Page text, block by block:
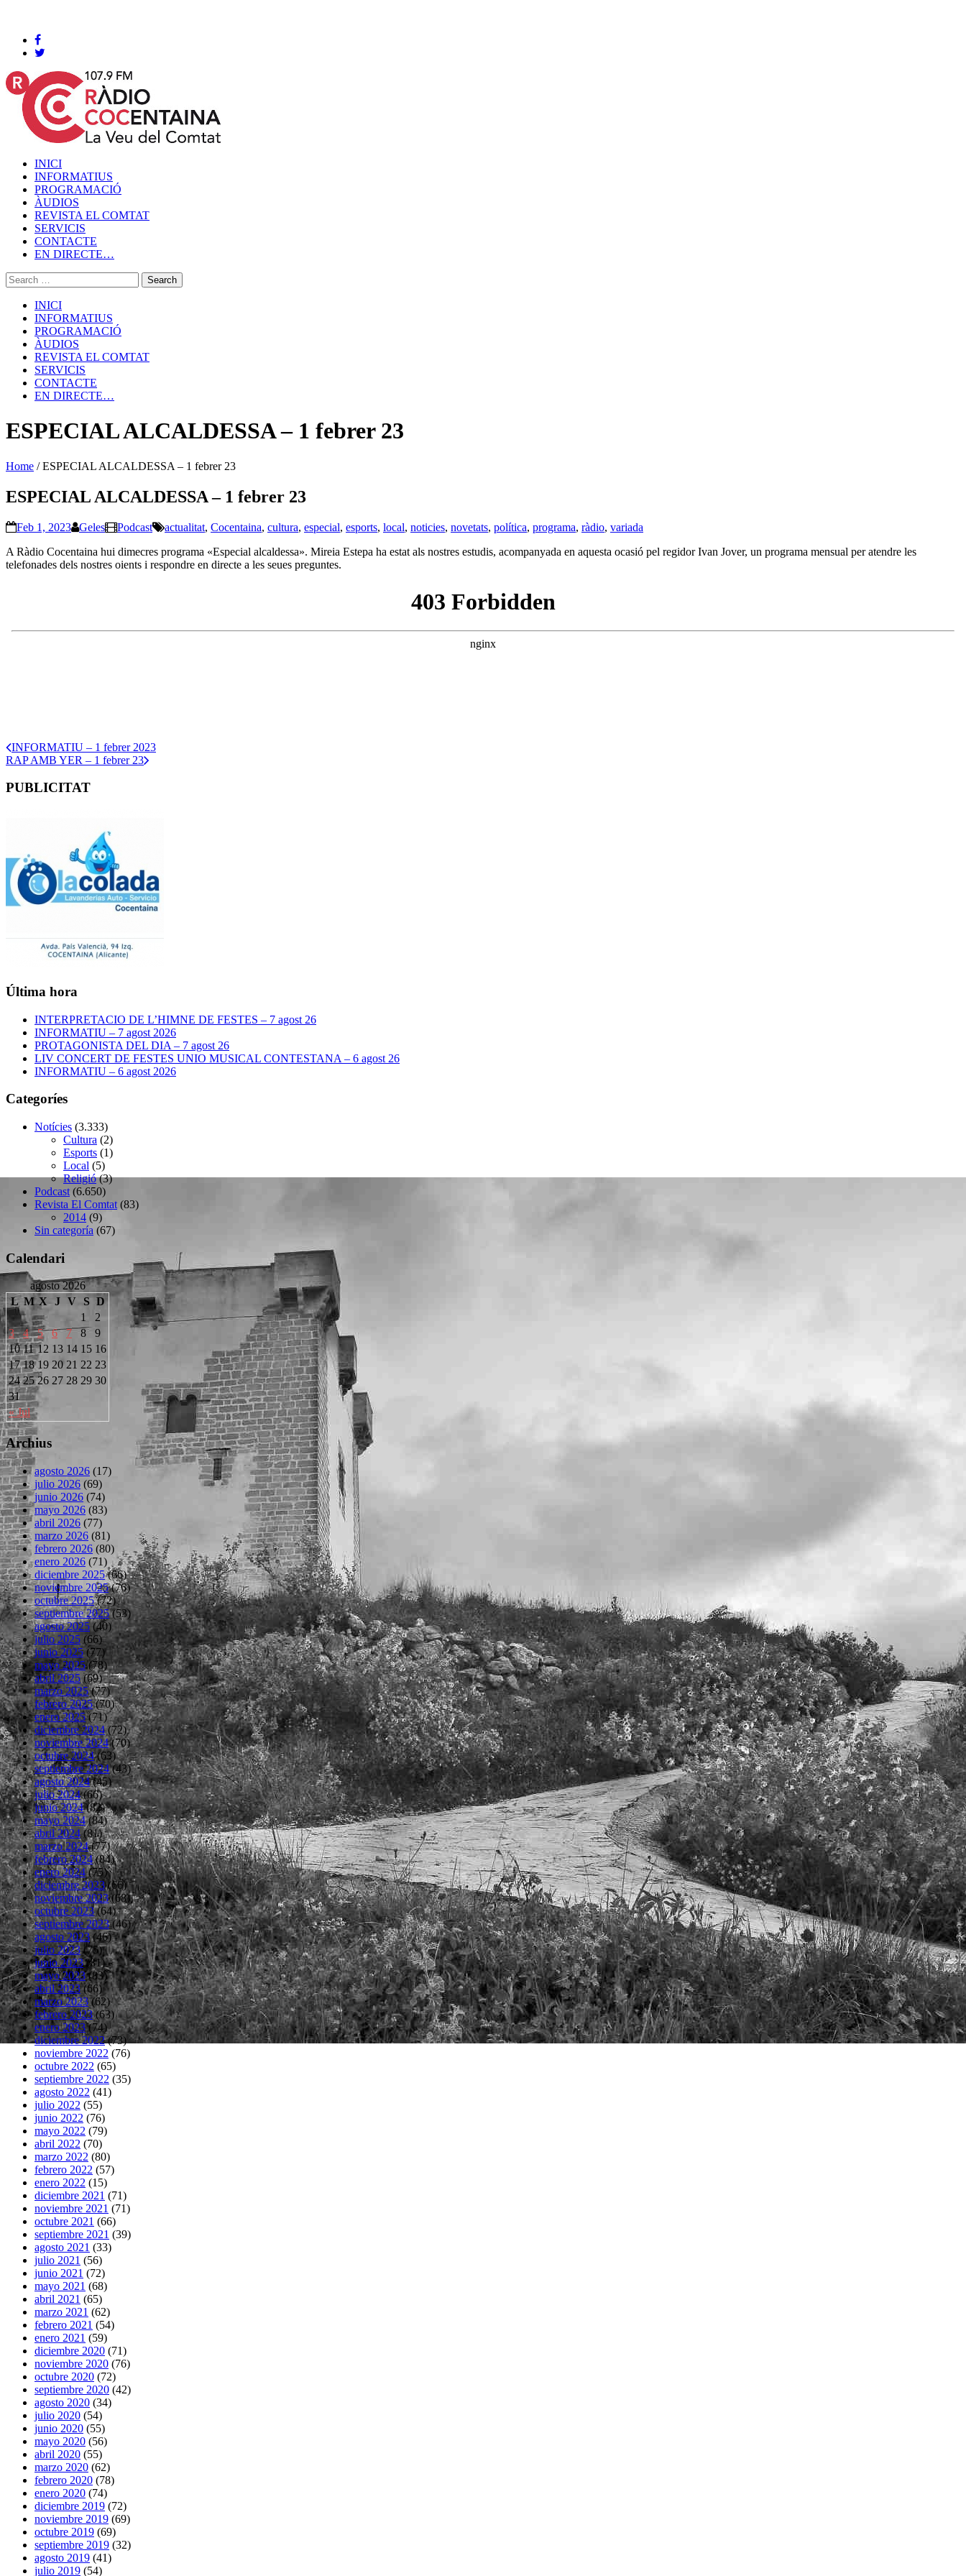
INICI
INFORMATIUS
PROGRAMACIÓ
ÀUDIOS
REVISTA EL COMTAT
SERVICIS
CONTACTE
EN DIRECTE…
INICI
INFORMATIUS
PROGRAMACIÓ
ÀUDIOS
REVISTA EL COMTAT
SERVICIS
CONTACTE
EN DIRECTE…
ESPECIAL ALCALDESSA – 1 febrer 23
Home /ESPECIAL ALCALDESSA – 1 febrer 23
ESPECIAL ALCALDESSA – 1 febrer 23
Feb 1, 2023 Geles Podcast actualitat, Cocentaina, cultura, especial, esports, local, noticies, novetats, política, programa, ràdio, variada
A Ràdio Cocentaina hui dimecres programa «Especial alcaldessa». Mireia Estepa ha estat als nostres estudis, acompanyada en aquesta ocasió pel regidor Ivan Jover, un programa mensual per atendre les
telefonades dels nostres oients i respondre en directe a les seues preguntes.
INFORMATIU – 1 febrer 2023
RAP AMB YER – 1 febrer 23
PUBLICITAT
Última hora
INTERPRETACIO DE L’HIMNE DE FESTES – 7 agost 26
INFORMATIU – 7 agost 2026
PROTAGONISTA DEL DIA – 7 agost 26
LIV CONCERT DE FESTES UNIO MUSICAL CONTESTANA – 6 agost 26
INFORMATIU – 6 agost 2026
Categoríes
Notícies (3.333)
Cultura (2)
Esports (1)
Local (5)
Religió(3)
Podcast (6.650)
Revista El Comtat (83)
2014 (9)
Sin categoría (67)
Calendari
agosto 2026
L M X J V S D
« Jul
1
2
3
4 5 6 7 8
9
10 11 12 13 14 15 16
17 18 19 20 21 22 23
24 25 26 27 28 29 30
31
Archius
agosto 2026 (17)
julio 2026 (69)
junio 2026 (74)
mayo 2026 (83)
abril 2026 (77)
marzo 2026 (81)
febrero 2026 (80)
enero 2026 (71)
diciembre 2025(66)
noviembre 2025(76)
octubre 2025(72)
septiembre 2025(53)
agosto 2025(40)
julio 2025 (66)
junio 2025(77)
mayo 2025(78)
abril 2025(69)
marzo 2025(77)
febrero 2025(70)
enero 2025(71)
diciembre 2024(72)
noviembre 2024(70)
octubre 2024(63)
septiembre 2024(43)
agosto 2024(45)
julio 2024(66)
junio 2024(82)
mayo 2024(84)
abril 2024(81)
marzo 2024(77)
febrero 2024(84)
enero 2024(75)
diciembre 2023(66)
noviembre 2023(68)
octubre 2023(64)
septiembre 2023(46)
agosto 2023(46)
julio 2023(75)
junio 2023(81)
mayo 2023(83)
abril 2023(66)
marzo 2023(62)
febrero 2023(63)
enero 2023(74)
diciembre 2022(73)
noviembre 2022 (76)
octubre 2022 (65)
septiembre 2022 (35)
agosto 2022 (41)
julio 2022 (55)
junio 2022 (76)
mayo 2022 (79)
abril 2022 (70)
marzo 2022 (80)
febrero 2022 (57)
enero 2022 (15)
diciembre 2021 (71)
noviembre 2021 (71)
octubre 2021 (66)
septiembre 2021 (39)
agosto 2021 (33)
julio 2021 (56)
junio 2021 (72)
mayo 2021 (68)
abril 2021 (65)
marzo 2021 (62)
febrero 2021 (54)
enero 2021 (59)
diciembre 2020 (71)
noviembre 2020 (76)
octubre 2020 (72)
septiembre 2020 (42)
agosto 2020 (34)
julio 2020 (54)
junio 2020 (55)
mayo 2020 (56)
abril 2020 (55)
marzo 2020 (62)
febrero 2020 (78)
enero 2020 (74)
diciembre 2019 (72)
noviembre 2019 (69)
octubre 2019 (69)
septiembre 2019 (32)
agosto 2019 (41)
julio 2019 (54)